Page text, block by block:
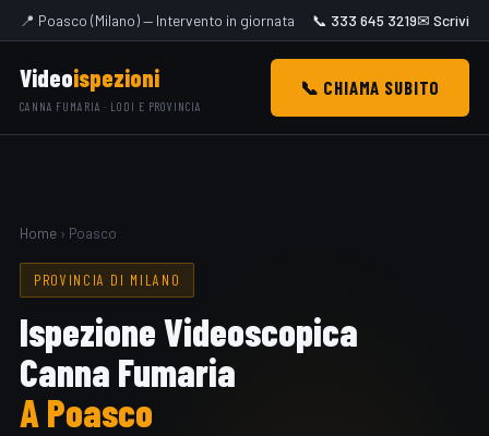
📍 Poasco (Milano) — Intervento in giornata 📞 333 645 3219✉ Scrivi
Videoispezioni
CANNA FUMARIA · LODI E PROVINCIA
📞 CHIAMA SUBITO
Home› Poasco
PROVINCIA DI MILANO
Ispezione Videoscopica
Canna Fumaria
A Poasco